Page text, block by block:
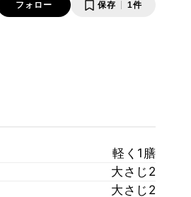
フォロー 保存 1件
軽く1膳
大さじ2
大さじ2